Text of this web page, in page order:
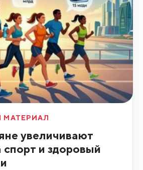
МАТЕРИАЛ
увеличивают
спорт и здоровый